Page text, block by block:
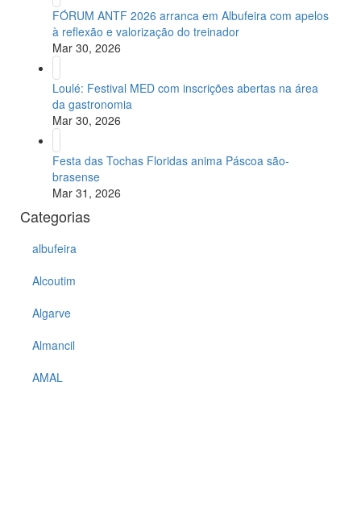
FÓRUM ANTF 2026 arranca em Albufeira com apelos
à reflexão e valorização do treinador
Mar 30, 2026
Loulé: Festival MED com inscrições abertas na área
da gastronomia
Mar 30, 2026
Festa das Tochas Floridas anima Páscoa são-
brasense
Mar 31, 2026
Categorias
albufeira
Alcoutim
Algarve
Almancil
AMAL